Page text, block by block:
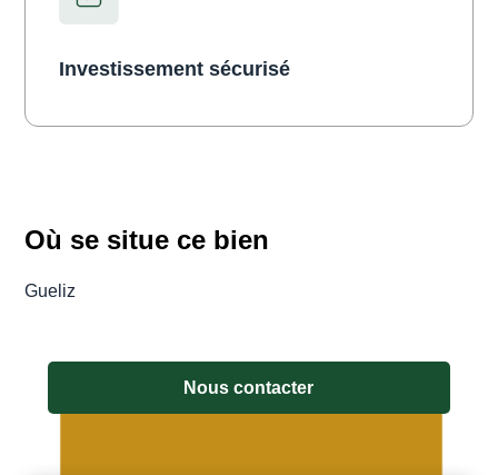
Investissement sécurisé
Où se situe ce bien
Gueliz
Nous contacter